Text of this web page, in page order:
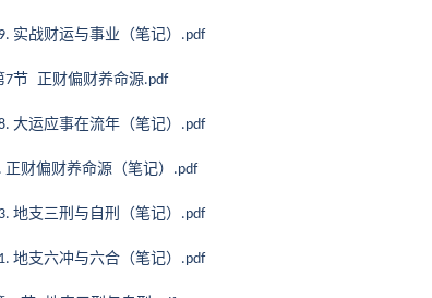
实战财运与事业（笔记） .pdf
7节 正财偏财养命源.pdf
大运应事在流年（笔记） .pdf
正财偏财养命源（笔记） .pdf
地支三刑与自刑（笔记） .pdf
地支六冲与六合（笔记） .pdf